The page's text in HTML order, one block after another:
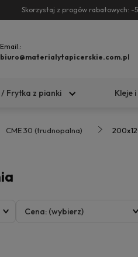
Skorzystaj z progów rabatowych: -
Email.:
biuro@materialytapicerskie.com.pl
Frytka z pianki Kleje
CME 30 (trudnopalna)
Cena: (wybierz)